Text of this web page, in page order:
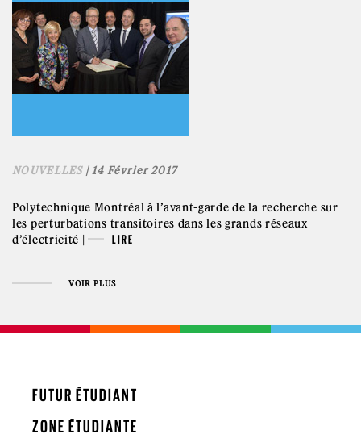
NOUVELLES| 14 Février 2017
Polytechnique Montréal à l’avant-garde de la recherche sur
les perturbations transitoires dans les grands réseaux
d’électricité |
LIRE
VOIR PLUS
FUTUR ÉTUDIANT
ZONE ÉTUDIANTE